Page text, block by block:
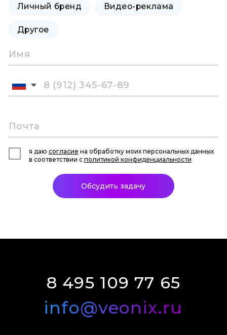
я даю согласие на обработку моих персональных данных
в соответствии с политикой конфиденциальности
Обсудить задачу
Личный бренд Видео-реклама
Другое
8 495 109 77 65
info@veonix.ru